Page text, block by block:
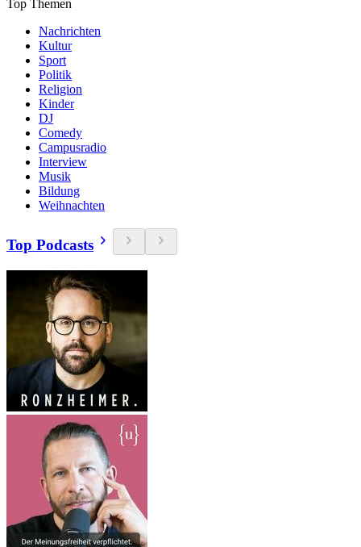
Top Themen
Nachrichten
Kultur
Sport
Politik
Religion
Kinder
DJ
Comedy
Campusradio
Interview
Musik
Bildung
Weihnachten
Top Podcasts